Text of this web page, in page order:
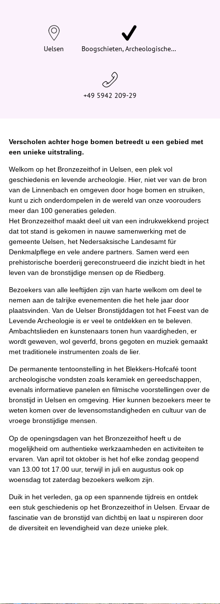
e
e
Uelsen Boogschieten, Archeologische…
+49 5942 209-29
Verscholen achter hoge bomen betreedt u een gebied met
een unieke uitstraling.
Welkom op het Bronzezeithof in Uelsen, een plek vol
geschiedenis en levende archeologie. Hier, niet ver van de bron
van de Linnenbach en omgeven door hoge bomen en struiken,
kunt u zich onderdompelen in de wereld van onze voorouders
meer dan 100 generaties geleden.
Het Bronzezeithof maakt deel uit van een indrukwekkend project
dat tot stand is gekomen in nauwe samenwerking met de
gemeente Uelsen, het Nedersaksische Landesamt für
Denkmalpflege en vele andere partners. Samen werd een
prehistorische boerderij gereconstrueerd die inzicht biedt in het
leven van de bronstijdige mensen op de Riedberg.
Bezoekers van alle leeftijden zijn van harte welkom om deel te
nemen aan de talrijke evenementen die het hele jaar door
plaatsvinden. Van de Uelser Bronstijddagen tot het Feest van de
Levende Archeologie is er veel te ontdekken en te beleven.
Ambachtslieden en kunstenaars tonen hun vaardigheden, er
wordt geweven, wol geverfd, brons gegoten en muziek gemaakt
met traditionele instrumenten zoals de lier.
De permanente tentoonstelling in het Blekkers-Hofcafé toont
archeologische vondsten zoals keramiek en gereedschappen,
evenals informatieve panelen en filmische voorstellingen over de
bronstijd in Uelsen en omgeving. Hier kunnen bezoekers meer te
weten komen over de levensomstandigheden en cultuur van de
vroege bronstijdige mensen.
Op de openingsdagen van het Bronzezeithof heeft u de
mogelijkheid om authentieke werkzaamheden en activiteiten te
ervaren. Van april tot oktober is het hof elke zondag geopend
van 13.00 tot 17.00 uur, terwijl in juli en augustus ook op
woensdag tot zaterdag bezoekers welkom zijn.
Duik in het verleden, ga op een spannende tijdreis en ontdek
een stuk geschiedenis op het Bronzezeithof in Uelsen. Ervaar de
fascinatie van de bronstijd van dichtbij en laat u nspireren door
de diversiteit en levendigheid van deze unieke plek.